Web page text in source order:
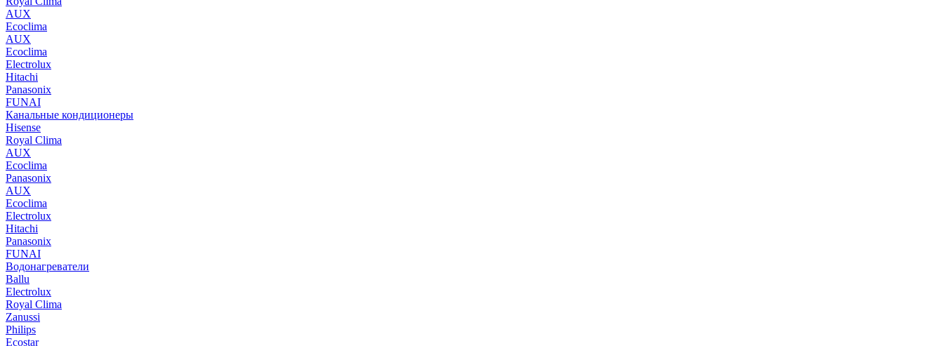
AUX
Ecoclima
AUX
Ecoclima
Electrolux
Hitachi
Panasonix
FUNAI
Канальные кондиционеры
Hisense
Royal Clima
AUX
Ecoclima
Panasonix
AUX
Ecoclima
Electrolux
Hitachi
Panasonix
FUNAI
Водонагреватели
Ballu
Electrolux
Royal Clima
Zanussi
Philips
Ecostar